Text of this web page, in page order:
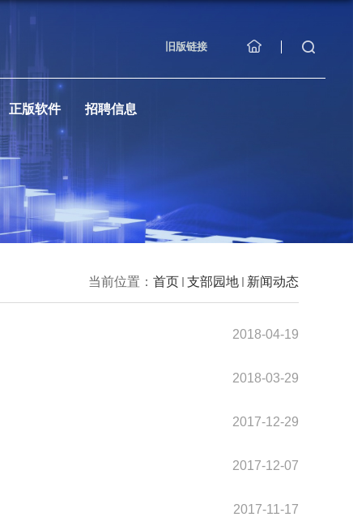
旧版链接
正版软件 招聘信息
当前位置： 首页 支部园地 新闻动态
2018-04-19
2018-03-29
2017-12-29
2017-12-07
2017-11-17